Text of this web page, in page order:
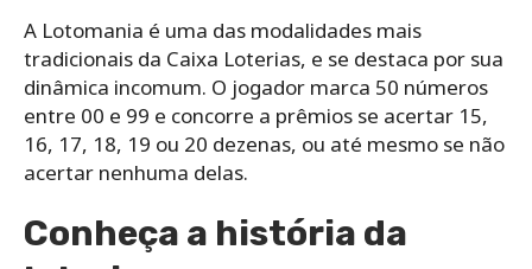
A Lotomania é uma das modalidades mais
tradicionais da Caixa Loterias, e se destaca por sua
dinâmica incomum. O jogador marca 50 números
entre 00 e 99 e concorre a prêmios se acertar 15,
16, 17, 18, 19 ou 20 dezenas, ou até mesmo se não
acertar nenhuma delas.
Conheça a história da